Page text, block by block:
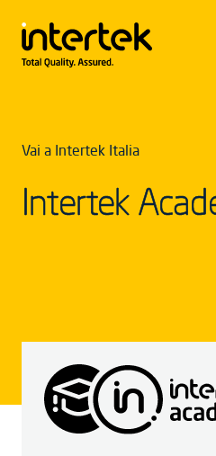
Vai a Intertek Italia
Intertek